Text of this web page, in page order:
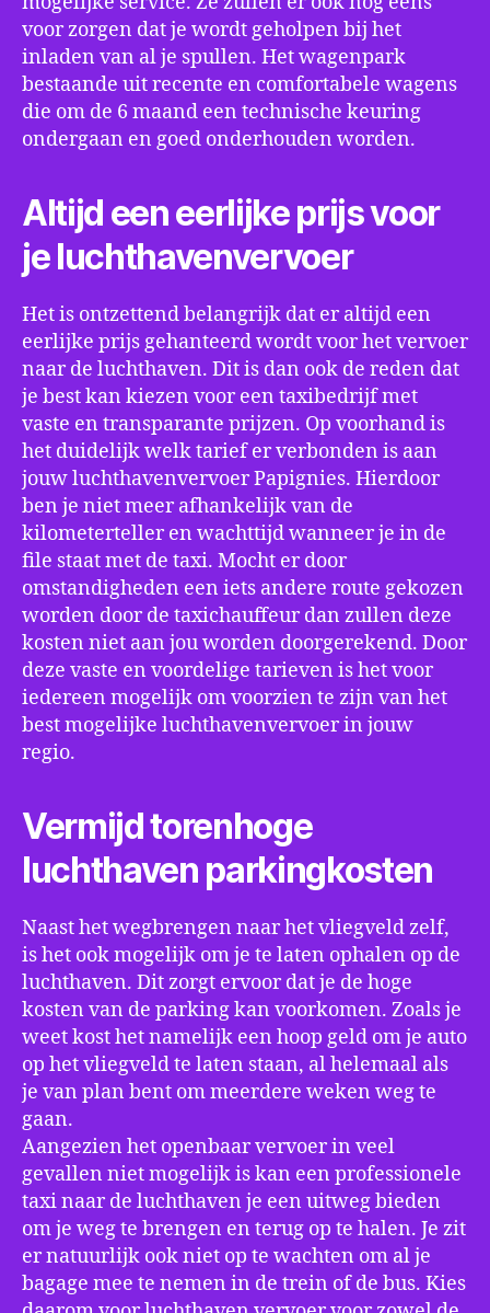
voor zorgen dat je wordt geholpen bij het
inladen van al je spullen. Het wagenpark
bestaande uit recente en comfortabele wagens
die om de 6 maand een technische keuring
ondergaan en goed onderhouden worden.
Altijd een eerlijke prijs voor
je luchthavenvervoer
Het is ontzettend belangrijk dat er altijd een
eerlijke prijs gehanteerd wordt voor het vervoer
naar de luchthaven. Dit is dan ook de reden dat
je best kan kiezen voor een taxibedrijf met
vaste en transparante prijzen. Op voorhand is
het duidelijk welk tarief er verbonden is aan
jouw luchthavenvervoer Papignies. Hierdoor
ben je niet meer afhankelijk van de
kilometerteller en wachttijd wanneer je in de
file staat met de taxi. Mocht er door
omstandigheden een iets andere route gekozen
worden door de taxichauffeur dan zullen deze
kosten niet aan jou worden doorgerekend. Door
deze vaste en voordelige tarieven is het voor
iedereen mogelijk om voorzien te zijn van het
best mogelijke luchthavenvervoer in jouw
regio.
Vermijd torenhoge
luchthaven parkingkosten
Naast het wegbrengen naar het vliegveld zelf,
is het ook mogelijk om je te laten ophalen op de
luchthaven. Dit zorgt ervoor dat je de hoge
kosten van de parking kan voorkomen. Zoals je
weet kost het namelijk een hoop geld om je auto
op het vliegveld te laten staan, al helemaal als
je van plan bent om meerdere weken weg te
gaan.
Aangezien het openbaar vervoer in veel
gevallen niet mogelijk is kan een professionele
taxi naar de luchthaven je een uitweg bieden
om je weg te brengen en terug op te halen. Je zit
er natuurlijk ook niet op te wachten om al je
bagage mee te nemen in de trein of de bus. Kies